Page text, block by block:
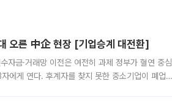
오른 中企 현장 [기업승계 대전환]
자금·거래망 이전은 여전히 과제 정부가 혈연 중심
에게 연다. 후계자를 찾지 못한 중소기업이 폐업